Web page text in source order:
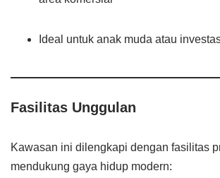
Ideal untuk anak muda atau
Fasilitas Unggulan
Kawasan ini dilengkapi dengan fasilitas
mendukung gaya hidup modern: